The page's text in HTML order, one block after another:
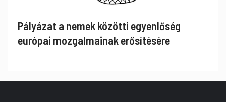
Pályázat a nemek közötti egyenlőség
európai mozgalmainak erősítésére